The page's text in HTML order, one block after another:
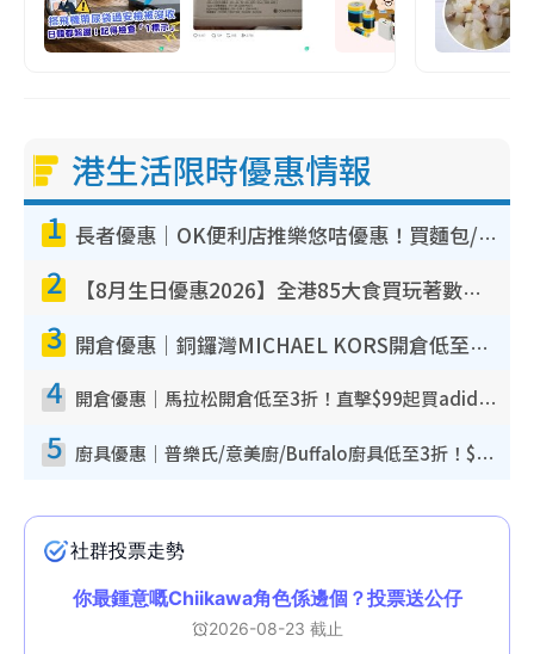
港生活限時優惠情報
1 長者優惠｜OK便利店推樂悠咭優惠！買麵包/牛奶/保健品拍卡即減
2 【8月生日優惠2026】全港85大食買玩著數攻略 自助餐/火鍋放題同行免費＋誠品/DONKI送現金券
3 開倉優惠｜銅鑼灣MICHAEL KORS開倉低至17折！直擊$500起買手袋/銀包/鞋款 必買經典Jet Set系列
4 開倉優惠｜馬拉松開倉低至3折！直擊$99起買adidas／New Balance／Puma鞋款 STANLEY保溫杯劈價至$119起
5 廚具優惠｜普樂氏/意美廚/Buffalo廚具低至3折！$89起買煎鍋／炒鑊／個人鍋 同場小家電激減至$99起